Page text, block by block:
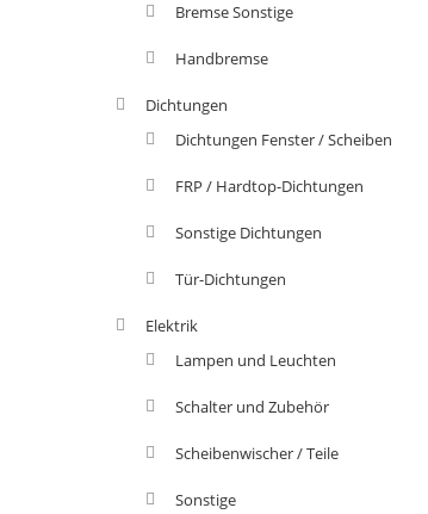
Bremse Sonstige
Handbremse
Dichtungen
Dichtungen Fenster / Scheiben
FRP / Hardtop-Dichtungen
Sonstige Dichtungen
Tür-Dichtungen
Elektrik
Lampen und Leuchten
Schalter und Zubehör
Scheibenwischer / Teile
Sonstige